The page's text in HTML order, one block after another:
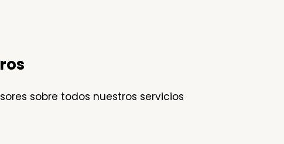
sobre todos nuestros servicios